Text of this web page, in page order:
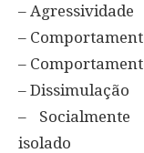
– Agressividade
–
–
– Dissimulação
– Socialmente
isolado